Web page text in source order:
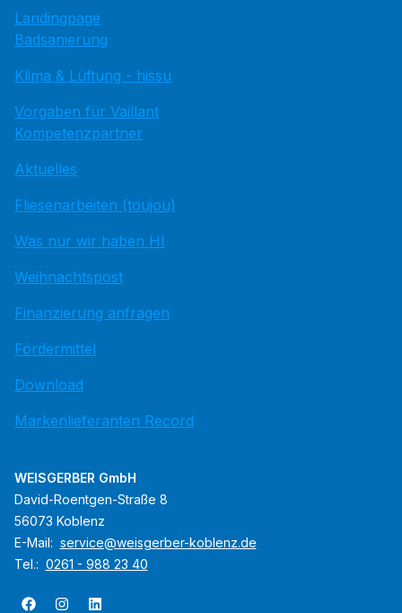
Landingpage
Badsanierung
Klima & Lüftung - hissu
Vorgaben für Vaillant
Kompetenzpartner
Aktuelles
Fliesenarbeiten (toujou)
Was nur wir haben HI
Weihnachtspost
Finanzierung anfragen
Fördermittel
Download
Markenlieferanten Record
WEISGERBER GmbH
David-Roentgen-Straße 8
56073 Koblenz
E-Mail: service@weisgerber-koblenz.de
Tel.: 0261 - 988 23 40